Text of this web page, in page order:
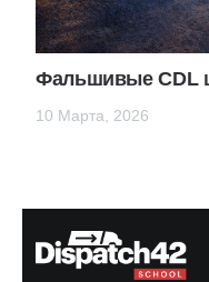
Фальшивые
10 Марта, 2026